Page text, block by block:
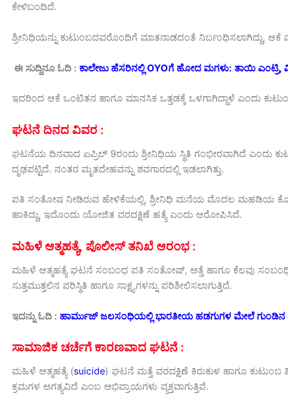
ಕೇಳಿಬಂದಿದೆ.
ಶ್ರೀನಿಧಿಯನ್ನು ಕುಟುಂಬದವರೊಂದಿಗೆ ಮಾತನಾಡದಂತೆ ನಿರ್ಬಂಧಿಸಲಾಗಿದ್ದು,
ಈ ಸುದ್ದಿನೂ ಓದಿ : ಕಾಲೇಜು ಹೆಸರಿನಲ್ಲಿ OYOಗೆ ಹೋದ ಮಗಳು: ತಾಯಿ
ಇದರಿಂದ ಆಕೆ ಒಂಟಿತನ ಹಾಗೂ ಮಾನಸಿಕ ಒತ್ತಡಕ್ಕೆ ಒಳಗಾಗಿದ್ದಾಳೆ ಎಂದು
ಘಟನೆ ದಿನದ ವಿವರ :
ಘಟನೆಯ ದಿನವಾದ ಏಪ್ರಿಲ್ 9ರಂದು ಶ್ರೀನಿಧಿಯ ಸ್ಥಿತಿ ಗಂಭೀರವಾಗಿದೆ ಎಂದು
ದೃಢಪಟ್ಟಿದೆ. ನಂತರ ಮೃತದೇಹವನ್ನು ಶವಗಾರದಲ್ಲಿ ಇಡಲಾಗಿತ್ತು.
ಪತಿ ಸಂತೋಷ ನೀಡಿರುವ ಹೇಳಿಕೆಯಲ್ಲಿ, ಶ್ರೀನಿಧಿ ಮನೆಯ ಮೊದಲ ಮಹಡಿಯ
ಹಾಕಿದ್ದು, ಇದೊಂದು ಯೋಜಿತ ವರದಕ್ಷಿಣೆ ಹತ್ಯೆ ಎಂದು ಆರೋಪಿಸಿದೆ.
ಮಹಿಳೆ ಆತ್ಮಹತ್ಯೆ, ಪೊಲೀಸ್ ತನಿಖೆ ಆರಂಭ :
ಮಹಿಳೆ ಆತ್ಮಹತ್ಯೆ ಘಟನೆ ಸಂಬಂಧ ಪತಿ ಸಂತೋಷ್, ಅತ್ತೆ ಹಾಗೂ ಕೆಲವು
ಸುತ್ತಮುತ್ತಲಿನ ಪರಿಸ್ಥಿತಿ ಹಾಗೂ ಸಾಕ್ಷ್ಯಗಳನ್ನು ಪರಿಶೀಲಿಸಲಾಗುತ್ತಿದೆ.
ಇದನ್ನು ಓದಿ : ಹಾರ್ಮುಜ್ ಜಲಸಂಧಿಯಲ್ಲಿ ಭಾರತೀಯ ಹಡಗುಗಳ ಮೇಲೆ ಗುಂಡಿನ
ಸಾಮಾಜಿಕ ಚರ್ಚೆಗೆ ಕಾರಣವಾದ ಘಟನೆ :
ಮಹಿಳೆ ಆತ್ಮಹತ್ಯೆ (suicide) ಘಟನೆ ಮತ್ತೆ ವರದಕ್ಷಿಣೆ ಕಿರುಕುಳ ಹಾಗೂ
ಕ್ರಮಗಳ ಅಗತ್ಯವಿದೆ ಎಂಬ ಅಭಿಪ್ರಾಯಗಳು ವ್ಯಕ್ತವಾಗುತ್ತಿವೆ.